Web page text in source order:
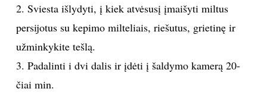
KNYGOS
INTERJERAS
NAMAI
2. Sviesta išlydyti, į kiek atvėsusį įmaišyti miltus
persijotus su kepimo milteliais, riešutus, grietinę ir
užminkykite tešlą.
3. Padalinti i dvi dalis ir įdėti į šaldymo kamerą 20-
čiai min.